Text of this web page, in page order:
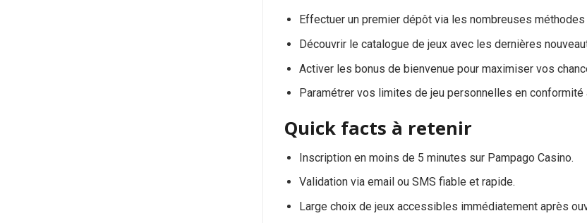
Effectuer un premier dépôt via les nombreuses
Découvrir le catalogue de jeux avec les dernières
Activer les bonus de bienvenue pour maximiser vos
Paramétrer vos limites de jeu personnelles en
Quick facts à retenir
Inscription en moins de 5 minutes sur Pampago Casino.
Validation via email ou SMS fiable et rapide.
Large choix de jeux accessibles immédiatement après